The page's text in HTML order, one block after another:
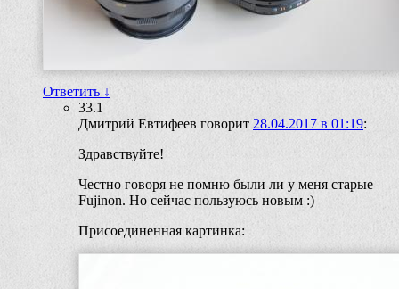
Ответить ↓
33.1
Дмитрий Евтифеев говорит 28.04.2017 в 01:19:
Здравствуйте!
Честно говоря не помню были ли у меня старые
Fujinon. Но сейчас пользуюсь новым :)
Присоединенная картинка: